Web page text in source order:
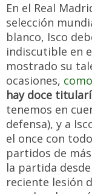
En el Real
selección
blanco, Isco
indiscutible en
mostrado su
ocasiones,
hay doce
tenemos en
defensa), y a
el once con
partidos de
la partida
reciente lesión